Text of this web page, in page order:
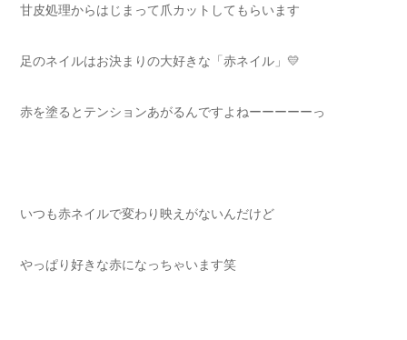
甘皮処理からはじまって爪カットしてもらいます
足のネイルはお決まりの大好きな「赤ネイル」💛
赤を塗るとテンションあがるんですよねーーーーーっ
いつも赤ネイルで変わり映えがないんだけど
やっぱり好きな赤になっちゃいます笑